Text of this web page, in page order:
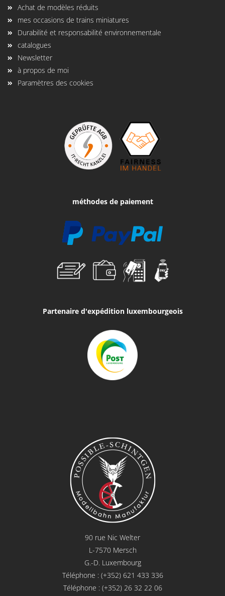
Achat de modèles réduits
mes occasions de trains miniatures
Durabilité et responsabilité environnementale
catalogues
Newsletter
à propos de moi
Paramètres des cookies
méthodes de paiement
Partenaire d'expédition luxembourgeois
90 rue Nic Welter
L-7570 Mersch
G.-D. Luxembourg
Téléphone : (+352) 621 433 336
Téléphone : (+352) 26 32 22 06